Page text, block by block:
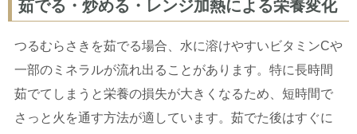
茹でる・炒める・レンジ加熱による栄養変化
つるむらさきを茹でる場合、水に溶けやすいビタミンCや
一部のミネラルが流れ出ることがあります。特に長時間
茹でてしまうと栄養の損失が大きくなるため、短時間で
さっと火を通す方法が適しています。茹でた後はすぐに